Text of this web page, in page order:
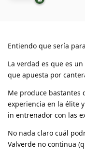
Entiendo que sería
La verdad es que es
que apuesta por
Me produce bastantes
experiencia en la élite
in entrenador con las
No nada claro cuál
Valverde no continua